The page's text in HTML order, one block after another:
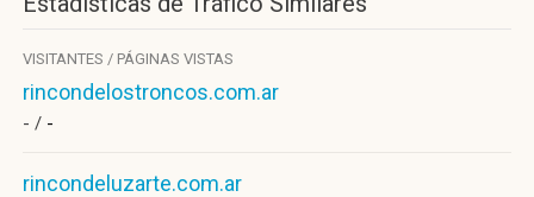
VISITANTES / PÁGINAS VISTAS
rincondelostroncos.com.ar
- / -
rincondeluzarte.com.ar